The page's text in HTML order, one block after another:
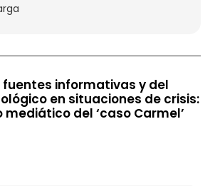
fuentes informativas y del
en situaciones de crisis:
del ‘caso Carmel’